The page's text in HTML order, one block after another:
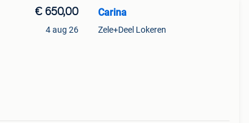
€ 650,00
4 aug 26
Carina
Zele+Deel Lokeren